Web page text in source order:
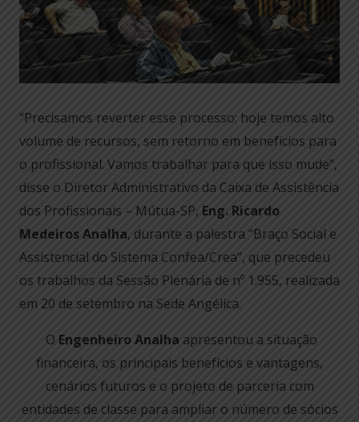
“Precisamos reverter esse processo: hoje temos alto
volume de recursos, sem retorno em benefícios para
o profissional. Vamos trabalhar para que isso mude”,
disse o Diretor Administrativo da Caixa de Assistência
dos Profissionais – Mútua-SP, Eng. Ricardo
Medeiros Analha, durante a palestra “Braço Social e
Assistencial do Sistema Confea/Crea”, que precedeu
os trabalhos da Sessão Plenária de nº 1.955, realizada
em 20 de setembro na Sede Angélica.
O Engenheiro Analha apresentou a situação
financeira, os principais benefícios e vantagens,
cenários futuros e o projeto de parceria com
entidades de classe para ampliar o número de sócios